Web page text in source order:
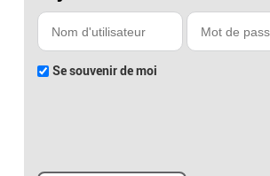
Se souvenir de moi